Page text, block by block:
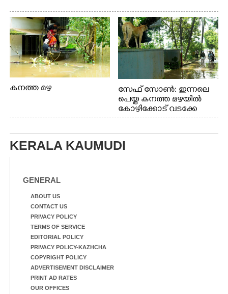
കനത്ത മഴ
സേഫ് സോൺ: ഇന്നലെ
പെയ്ത കനത്ത മഴയിൽ
കോഴിക്കോട് വടക്കേ
വയലിൽ വെള്ളം
വെള്ളത്തിലൂടെ
KERALA KAUMUDI
GENERAL
ABOUT US
CONTACT US
PRIVACY POLICY
TERMS OF SERVICE
EDITORIAL POLICY
PRIVACY POLICY-KAZHCHA
COPYRIGHT POLICY
ADVERTISEMENT DISCLAIMER
PRINT AD RATES
OUR OFFICES